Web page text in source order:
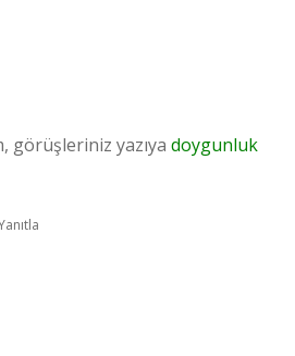
görüşleriniz yazıya doygunluk